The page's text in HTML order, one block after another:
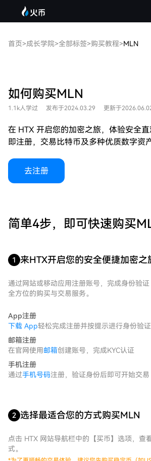
首页>成长学院>全部标签>购买教程>MLN
如何购买MLN
1.1k人学过 发布于2024.03.29 更新于
在 HTX 开启您的加密之旅，体验安全
即注册，交易比特币及多种优质数字资产
去注册
简单4步，即可快速购买
1 来HTX开启您的安全便捷加密之
通过网站或移动应用注册账号，完成身份验证
全方位的购买与交易服务。
App注册
下载 App轻松完成注册并按提示进行身份验证
邮箱注册
在官网使用 邮箱创建账号，完成KYC认证
手机注册
通过手机号码注册，验证身份后即可开始交易
2 选择最适合您的方式购买MLN
点击 HTX 网站导航栏中的【买币】选项，查
式。